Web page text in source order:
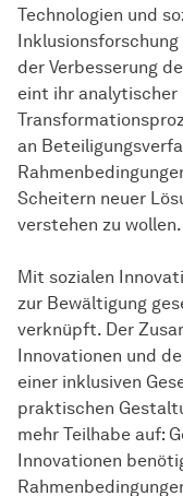
Technologien und
der Verbesserung
eint ihr
an
Scheitern neuer
verstehen zu wollen.
Mit sozialen
zur Bewältigung
verknüpft. Der
Innovationen und
einer inklusiven
praktischen
mehr Teilhabe auf:
Innovationen